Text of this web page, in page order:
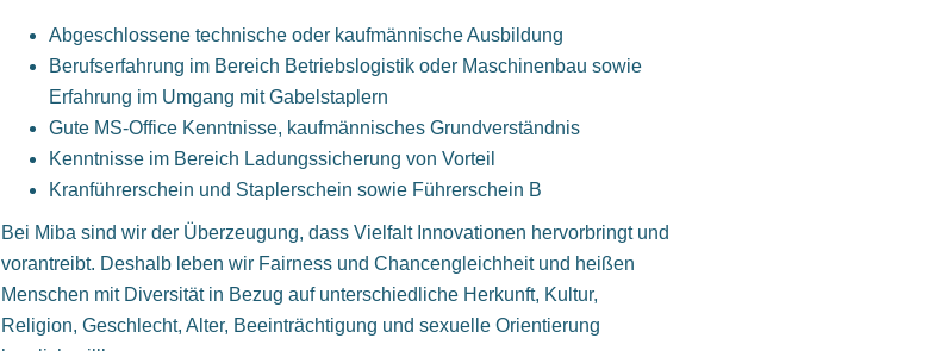
Abgeschlossene technische oder kaufmännische Ausbildung
Berufserfahrung im Bereich Betriebslogistik oder Maschinenbau sowie
Erfahrung im Umgang mit Gabelstaplern
Gute MS-Office Kenntnisse, kaufmännisches Grundverständnis
Kenntnisse im Bereich Ladungssicherung von Vorteil
Kranführerschein und Staplerschein sowie Führerschein B
Bei Miba sind wir der Überzeugung, dass Vielfalt Innovationen hervorbringt und
vorantreibt. Deshalb leben wir Fairness und Chancengleichheit und heißen
Menschen mit Diversität in Bezug auf unterschiedliche Herkunft, Kultur,
Religion, Geschlecht, Alter, Beeinträchtigung und sexuelle Orientierung